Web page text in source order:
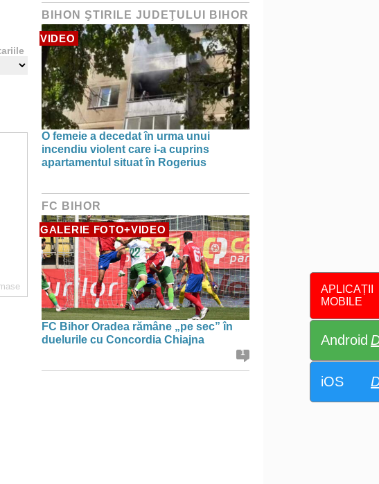
APLICAȚII
MOBILE
Android
iOS
BIHON ŞTIRILE JUDEŢULUI BIHOR
VIDEO
O femeie a decedat în urma unui
incendiu violent care i-a cuprins
apartamentul situat în Rogerius
FC BIHOR
GALERIE FOTO+VIDEO
FC Bihor Oradea rămâne „pe sec” în
duelurile cu Concordia Chiajna
1